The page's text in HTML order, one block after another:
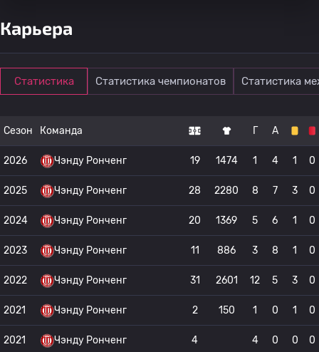
Карьера
Статистика Статистика чемпионатов Статистика
Сезон Команда Г А
2026 Чэнду Ронченг 19 1474 1 4 1 0
2025 Чэнду Ронченг 28 2280 8 7 3 0
2024 Чэнду Ронченг 20 1369 5 6 1 0
2023 Чэнду Ронченг 11 886 3 8 1 0
2022 Чэнду Ронченг 31 2601 12 5 3 0
2021 Чэнду Ронченг 2 150 1 0 1 0
2021 Чэнду Ронченг 4 4 0 0 0